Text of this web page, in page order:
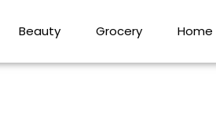
Beauty Grocery Home
se Mu